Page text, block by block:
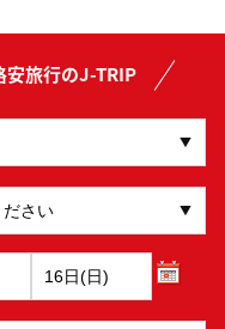
安旅行のJ-TRIP